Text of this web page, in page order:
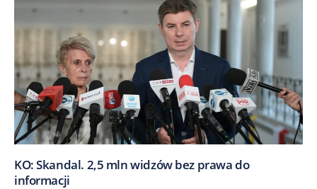
KO: Skandal. 2,5 mln widzów bez prawa do
informacji